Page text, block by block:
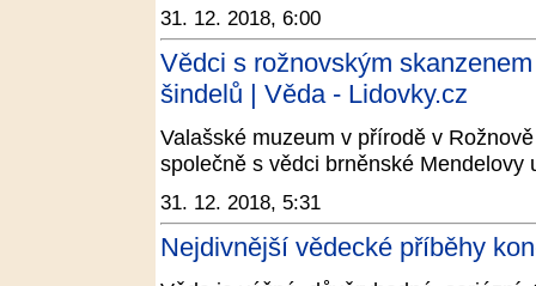
31. 12. 2018, 6:00
Vědci s rožnovským
šindelů | Věda - Lidovky.cz
Valašské muzeum v přírodě v
společně s vědci brněnské
31. 12. 2018, 5:31
Nejdivnější vědecké příběhy